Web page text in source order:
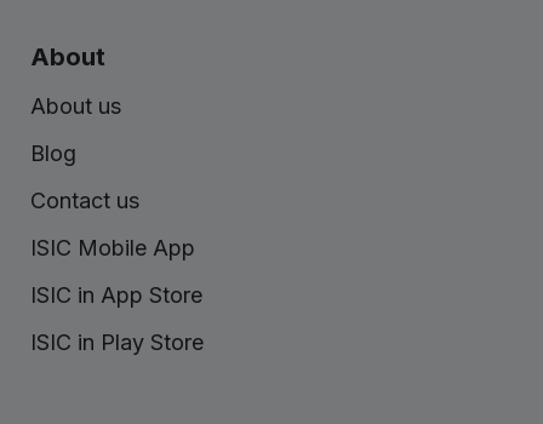
About
About us
Blog
Contact us
ISIC Mobile App
ISIC in App Store
ISIC in Play Store